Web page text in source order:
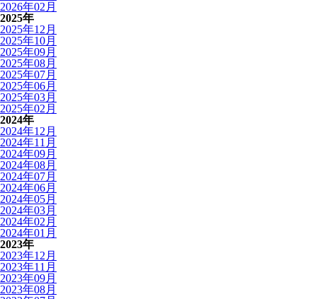
2026年02月
2025年
2025年12月
2025年10月
2025年09月
2025年08月
2025年07月
2025年06月
2025年03月
2025年02月
2024年
2024年12月
2024年11月
2024年09月
2024年08月
2024年07月
2024年06月
2024年05月
2024年03月
2024年02月
2024年01月
2023年
2023年12月
2023年11月
2023年09月
2023年08月